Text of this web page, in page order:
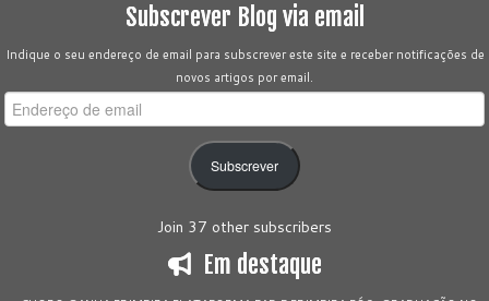
Subscrever Blog via email
Indique o seu endereço de email para subscrever este site e receber notificações de
novos artigos por email.
Endereço
de
Subscrever
Join 37 other subscribers
Em destaque